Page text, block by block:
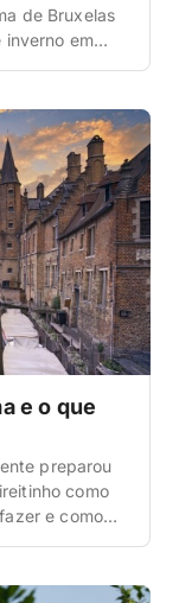
de Bruxelas
inverno em
as […]
e o que
preparou
como
e como
aquecidos e